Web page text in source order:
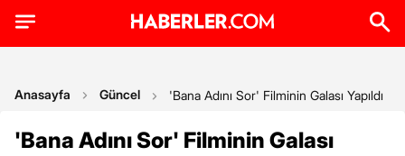
Anasayfa Güncel 'Bana Adını Sor' Filminin Galası Yapıldı
'Bana Adını Sor' Filminin Galası